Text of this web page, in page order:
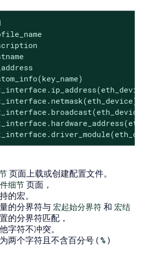
页面上载或创建配置文件。
细节页面，
的宏。
的分界符与宏起始分界符和 宏结
的分界符匹配，
字符不冲突。
两个字符且不含百分号 (%)